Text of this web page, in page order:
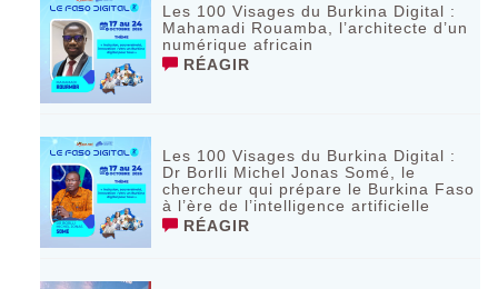
Les 100 Visages du Burkina Digital :
Mahamadi Rouamba, l’architecte d’un
numérique africain
RÉAGIR
Les 100 Visages du Burkina Digital :
Dr Borlli Michel Jonas Somé, le
chercheur qui prépare le Burkina Faso
à l’ère de l’intelligence artificielle
RÉAGIR